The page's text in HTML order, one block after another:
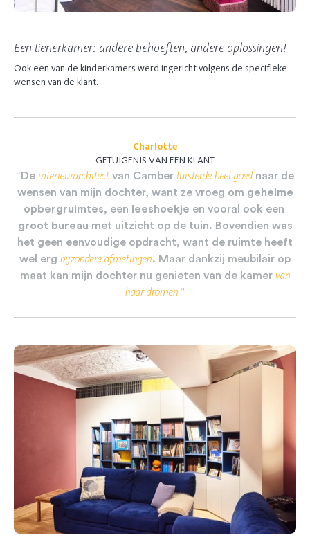
Een tienerkamer: andere behoeften, andere oplossingen!
Ook een van de kinderkamers werd ingericht volgens de specifieke
wensen van de klant.
Charlotte
GETUIGENIS VAN EEN KLANT
“De interieurarchitect van Camber luisterde heel goed naar de
wensen van mijn dochter, want ze vroeg om geheime
opbergruimtes, een leeshoekje en vooral ook een
groot bureau met uitzicht op de tuin. Bovendien was
het geen eenvoudige opdracht, want de ruimte heeft
wel erg bijzondere afmetingen. Maar dankzij meubilair op
maat kan mijn dochter nu genieten van de kamer van
haar dromen. ”